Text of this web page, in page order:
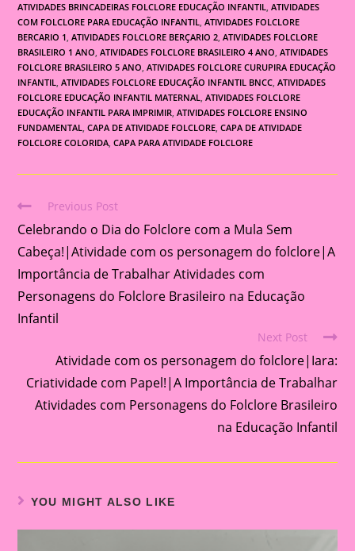
ATIVIDADES BRINCADEIRAS FOLCLORE EDUCAÇÃO INFANTIL, ATIVIDADES
COM FOLCLORE PARA EDUCAÇÃO INFANTIL, ATIVIDADES FOLCLORE
BERCARIO 1, ATIVIDADES FOLCLORE BERÇARIO 2, ATIVIDADES FOLCLORE
BRASILEIRO 1 ANO, ATIVIDADES FOLCLORE BRASILEIRO 4 ANO, ATIVIDADES
FOLCLORE BRASILEIRO 5 ANO, ATIVIDADES FOLCLORE CURUPIRA EDUCAÇÃO
INFANTIL, ATIVIDADES FOLCLORE EDUCAÇÃO INFANTIL BNCC, ATIVIDADES
FOLCLORE EDUCAÇÃO INFANTIL MATERNAL, ATIVIDADES FOLCLORE
EDUCAÇÃO INFANTIL PARA IMPRIMIR, ATIVIDADES FOLCLORE ENSINO
FUNDAMENTAL, CAPA DE ATIVIDADE FOLCLORE, CAPA DE ATIVIDADE
FOLCLORE COLORIDA, CAPA PARA ATIVIDADE FOLCLORE
Read
more
articles
Previous Post
Celebrando o Dia do Folclore com a Mula Sem
Cabeça!|Atividade com os personagem do folclore|A
Importância de Trabalhar Atividades com
Personagens do Folclore Brasileiro na Educação
Infantil
Next Post
Atividade com os personagem do folclore|Iara:
Criatividade com Papel!|A Importância de Trabalhar
Atividades com Personagens do Folclore Brasileiro
na Educação Infantil
YOU MIGHT ALSO LIKE